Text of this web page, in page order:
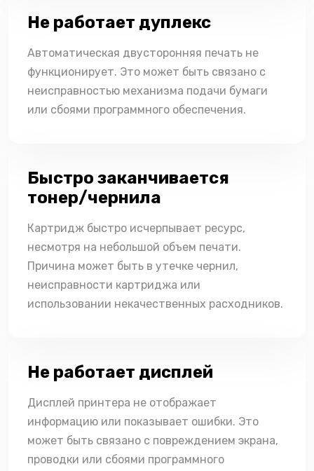
Не работает дуплекс
Автоматическая двусторонняя печать не
функционирует. Это может быть связано с
неисправностью механизма подачи бумаги
или сбоями программного обеспечения.
Быстро заканчивается
тонер/чернила
Картридж быстро исчерпывает ресурс,
несмотря на небольшой объем печати.
Причина может быть в утечке чернил,
неисправности картриджа или
использовании некачественных расходников.
Не работает дисплей
Дисплей принтера не отображает
информацию или показывает ошибки. Это
может быть связано с повреждением экрана,
проводки или сбоями программного